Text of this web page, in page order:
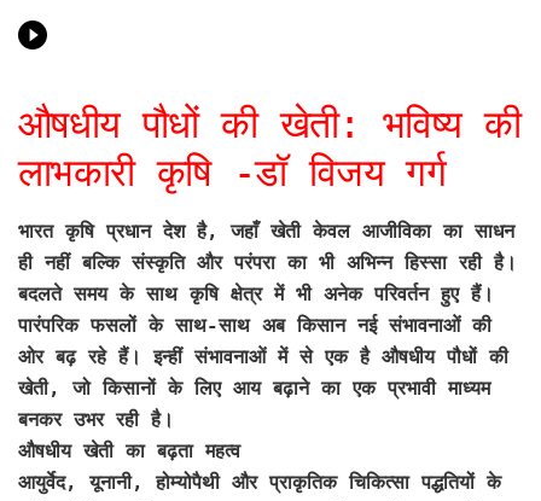
औषधीय पौधों की खेती: भविष्य की
लाभकारी कृषि -डॉ विजय गर्ग
भारत कृषि प्रधान देश है, जहाँ खेती केवल आजीविका का साधन
ही नहीं बल्कि संस्कृति और परंपरा का भी अभिन्न हिस्सा रही है।
बदलते समय के साथ कृषि क्षेत्र में भी अनेक परिवर्तन हुए हैं।
पारंपरिक फसलों के साथ-साथ अब किसान नई संभावनाओं की
ओर बढ़ रहे हैं। इन्हीं संभावनाओं में से एक है औषधीय पौधों की
खेती, जो किसानों के लिए आय बढ़ाने का एक प्रभावी माध्यम
बनकर उभर रही है।
औषधीय खेती का बढ़ता महत्व
आयुर्वेद, यूनानी, होम्योपैथी और प्राकृतिक चिकित्सा पद्धतियों के